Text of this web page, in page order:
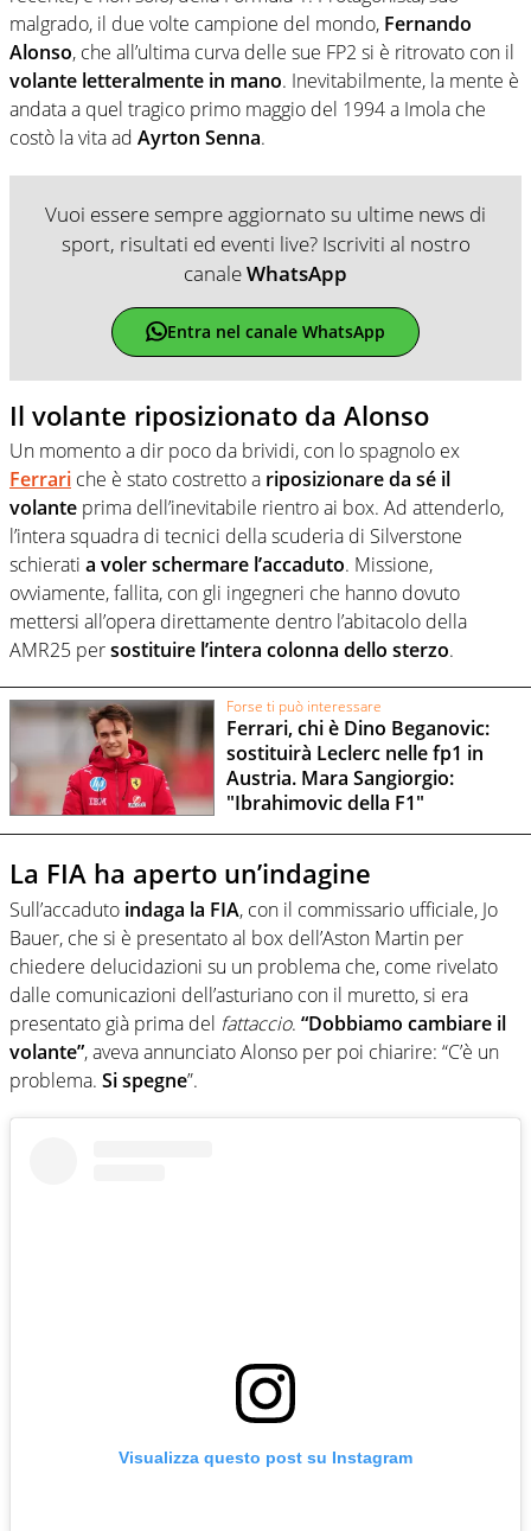
malgrado, il due volte campione del mondo, Fernando
Alonso, che all’ultima curva delle sue FP2 si è ritrovato con il
volante letteralmente in mano. Inevitabilmente, la mente è
andata a quel tragico primo maggio del 1994 a Imola che
costò la vita ad Ayrton Senna.
Vuoi essere sempre aggiornato su ultime news di
sport, risultati ed eventi live? Iscriviti al nostro
canaleWhatsApp
Entra nel canale WhatsApp
Il volante riposizionato da Alonso
Un momento a dir poco da brividi, con lo spagnolo ex
Ferrari che è stato costretto a riposizionare da sé il
volante prima dell’inevitabile rientro ai box. Ad attenderlo,
l’intera squadra di tecnici della scuderia di Silverstone
schierati a voler schermare l’accaduto. Missione,
ovviamente, fallita, con gli ingegneri che hanno dovuto
mettersi all’opera direttamente dentro l’abitacolo della
AMR25 persostituire l’intera colonna dello sterzo.
Forse ti può interessare
Ferrari, chi è Dino Beganovic:
sostituirà Leclerc nelle fp1 in
Austria. Mara Sangiorgio:
"Ibrahimovic della F1"
La FIA ha aperto un’indagine
Sull’accaduto indaga la FIA, con il commissario ufficiale, Jo
Bauer, che si è presentato al box dell’Aston Martin per
chiedere delucidazioni su un problema che, come rivelato
dalle comunicazioni dell’asturiano con il muretto, si era
presentato già prima del fattaccio. “Dobbiamo cambiare il
volante”, aveva annunciato Alonso per poi chiarire: “C’è un
problema. Si spegne”.
Visualizza questo post su Instagram